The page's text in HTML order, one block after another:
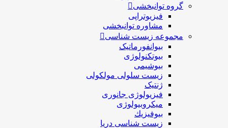
گروه توانبخشی
فیزیوتراپی
مشاوره توانبخشی
مجموعه زیست شناسی
بیوانفورماتیک
بیوتکنولوژی
بیوشیمی
زیست سلولی مولکولی
ژنتیک
فیزیولوژی جانوری
میکروبیولوژی
بيوفيزيك
زیست شناسی دریا